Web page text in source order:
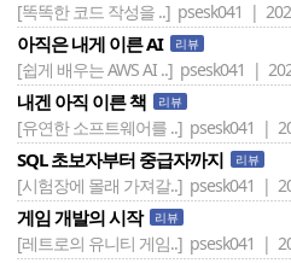
[똑똑한 코드 작성을 ..] psesk041 |
아직은 내게 이른 AI 리뷰
[쉽게 배우는 AWS AI ..] psesk041 |
내겐 아직 이른 책 리뷰
[유연한 소프트웨어를 ..] psesk041 |
SQL 초보자부터 중급자까지 리뷰
[시험장에 몰래 가져갈..] psesk041 |
게임 개발의 시작 리뷰
[레트로의 유니티 게임..] psesk041 |